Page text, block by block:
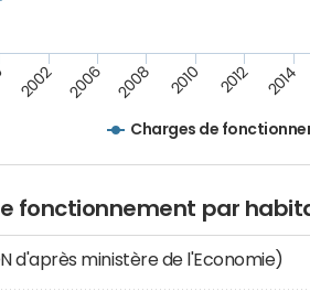
Charges de
2002 2006 2008 2010 2012 2014
fonctionnement par
d'après ministère de l'Economie)